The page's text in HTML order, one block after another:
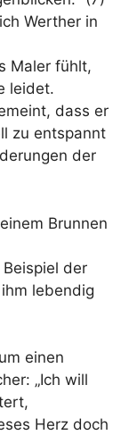
Werther in
Maler fühlt,
leidet.
dass er
zu entspannt
der
Brunnen
der
lebendig
einen
„Ich will
Herz doch